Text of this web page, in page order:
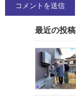
最近の投稿